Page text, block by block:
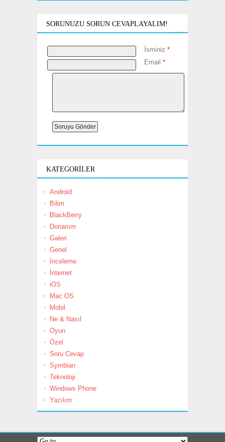
SORUNUZU SORUN CEVAPLAYALIM!
İsminiz *
Email *
KATEGORILER
Android
Bilim
BlackBerry
Donanım
Galeri
Genel
İnceleme
İnternet
iOS
Mac OS
Mobil
Ne & Nasıl
Oyun
Özel
Soru Cevap
Symbian
Teknoloji
Windows Phone
Yazılım